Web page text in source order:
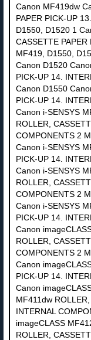
Canon MF419dw
PAPER PICK-UP
D1550, D1520 1
CASSETTE
MF419, D1550,
Canon D1520
PICK-UP 14.
Canon D1550
PICK-UP 14.
Canon i-SENSYS
ROLLER,
COMPONENTS 2
Canon i-SENSYS
PICK-UP 14.
Canon i-SENSYS
ROLLER,
COMPONENTS 2
Canon i-SENSYS
PICK-UP 14.
Canon
ROLLER,
COMPONENTS 2
Canon
PICK-UP 14.
Canon
MF411dw
INTERNAL
imageCLASS
ROLLER,